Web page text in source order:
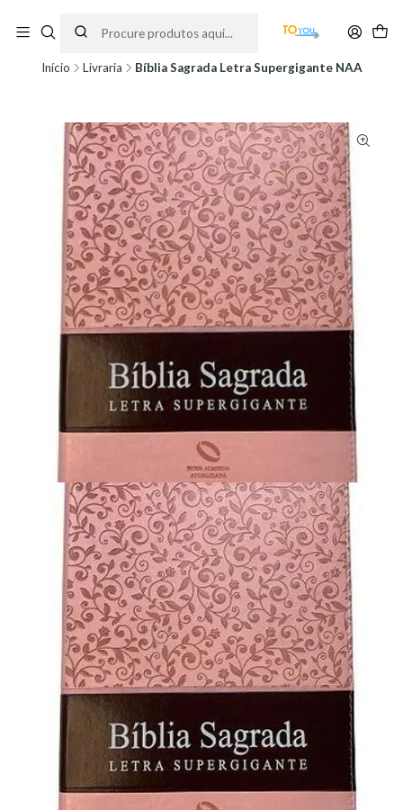
partir do dia 11 de Agosto, às 10H.
Início Livraria Bíblia Sagrada Letra Supergigante NAA